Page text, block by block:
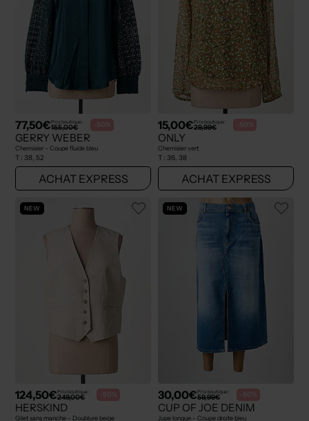
77,50€Prix boutique :
155,00€ -50%
GERRY WEBER
Chemisier - Coupe fluide bleu
T : 38, 52
ACHAT EXPRESS
15,00€Prix boutique :
29,99€ -50%
ONLY
Chemisier vert
T : 36, 38
ACHAT EXPRESS
NEW
124,50€Prix boutique :
249,00€ -50%
HERSKIND
Gilet sans manche - Doublure beige
NEW
30,00€Prix boutique :
59,99€ -50%
CUP OF JOE DENIM
Jupe longue - Coupe droite bleu